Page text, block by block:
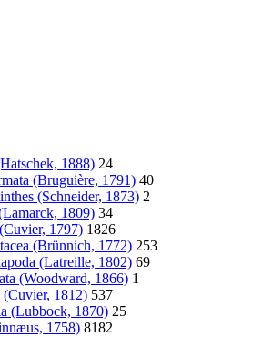
1888) 24
(Bruguière, 1791) 40
(Schneider, 1873) 2
1809) 34
1797) 1826
(Brünnich, 1772) 253
(Latreille, 1802) 69
(Woodward, 1866) 1
(Cuvier, 1812) 537
(Lubbock, 1870) 25
1758) 8182